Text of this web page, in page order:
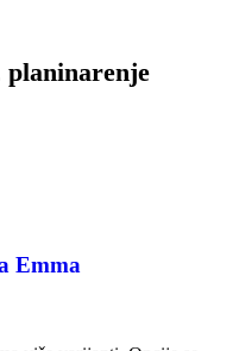
planinarenje
Emma